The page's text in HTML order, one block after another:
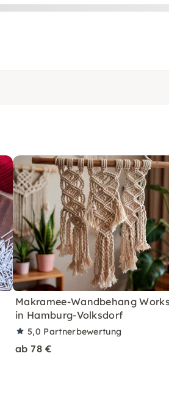
Makramee-Wandbehang
in Hamburg-Volksdorf
5,0 Partnerbewertung
ab 78 €